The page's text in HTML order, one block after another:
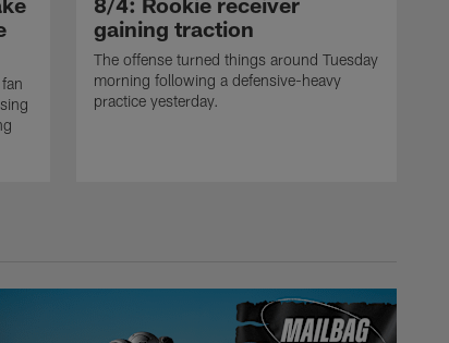
gaining traction
The offense turned things around Tuesday
morning following a defensive-heavy
practice yesterday.